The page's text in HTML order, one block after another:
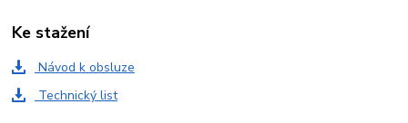
Ke stažení
Návod k obsluze
Technický list